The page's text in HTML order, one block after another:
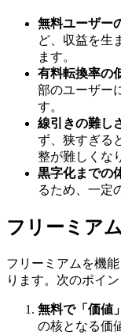
無料ユーザー
ど、収益を生
ます。
有料転換率の
部のユーザー
す。
線引きの難し
ず、狭すぎる
整が難しくな
黒字化までの
るため、一定
フリーミア
フリーミアムを機
ります。次のポイ
無料で「価値
の核となる価